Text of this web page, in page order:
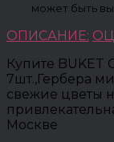
может быть
ОПИСАНИЕ:
Купите BUKET
7шт.,Гербера
свежие цветы
Москве